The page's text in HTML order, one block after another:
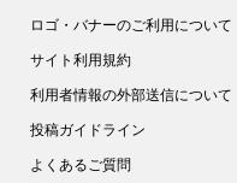
ロゴ・バナーのご利用について
サイト利用規約
利用者情報の外部送信について
投稿ガイドライン
よくあるご質問